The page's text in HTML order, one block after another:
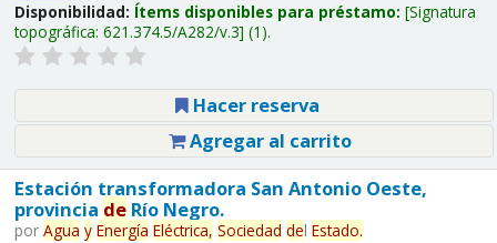
Disponibilidad: Ítems disponibles para préstamo: Signatura
topográfica: 621.374.5/A282/v.3 (1).
Hacer reserva
Agregar al carrito
Estación transformadora San Antonio Oeste,
provincia deRío Negro.
por Agua y Energía Eléctrica, Sociedad del Estado.